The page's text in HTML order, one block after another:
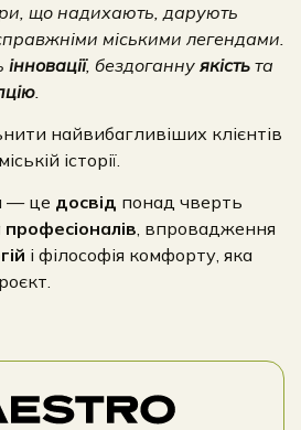
що надихають, дарують
міськими легендами.
інновації, бездоганну якість та
.
найвибагливіших клієнтів
історії.
— це досвід понад чверть
, впровадження
і філософія комфорту, яка